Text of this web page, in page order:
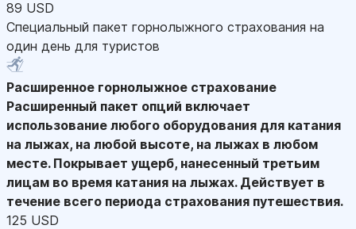
89 USD
Специальный пакет горнолыжного страхования на
один день для туристов
Расширенное горнолыжное страхование
Расширенный пакет опций включает
использование любого оборудования для катания
на лыжах, на любой высоте, на лыжах в любом
месте. Покрывает ущерб, нанесенный третьим
лицам во время катания на лыжах. Действует в
течение всего периода страхования путешествия.
125 USD